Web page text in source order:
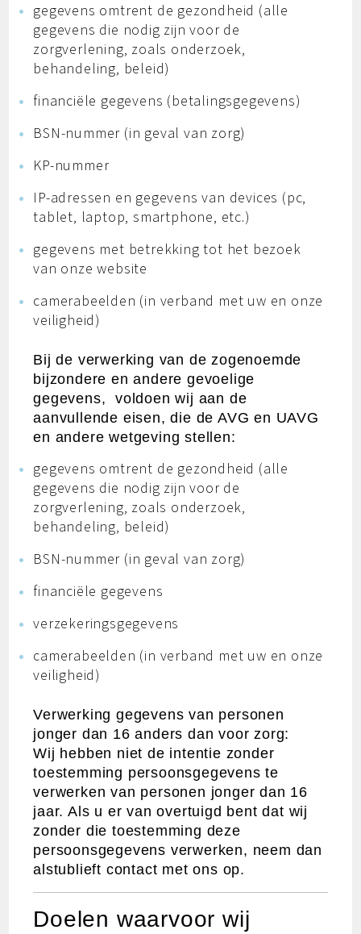
gegevens omtrent de gezondheid (alle
gegevens die nodig zijn voor de
zorgverlening, zoals onderzoek,
behandeling, beleid)
financiële gegevens (betalingsgegevens)
BSN-nummer (in geval van zorg)
KP-nummer
IP-adressen en gegevens van devices (pc,
tablet, laptop, smartphone, etc.)
gegevens met betrekking tot het bezoek
van onze website
camerabeelden (in verband met uw en onze
veiligheid)
Bij de verwerking van de zogenoemde
bijzondere en andere gevoelige
gegevens, voldoen wij aan de
aanvullende eisen, die de AVG en UAVG
en andere wetgeving stellen:
gegevens omtrent de gezondheid (alle
gegevens die nodig zijn voor de
zorgverlening, zoals onderzoek,
behandeling, beleid)
BSN-nummer (in geval van zorg)
financiële gegevens
verzekeringsgegevens
camerabeelden (in verband met uw en onze
veiligheid)
Verwerking gegevens van personen
jonger dan 16 anders dan voor zorg:
Wij hebben niet de intentie zonder
toestemming persoonsgegevens te
verwerken van personen jonger dan 16
jaar. Als u er van overtuigd bent dat wij
zonder die toestemming deze
persoonsgegevens verwerken, neem dan
alstublieft contact met ons op.
Doelen waarvoor wij